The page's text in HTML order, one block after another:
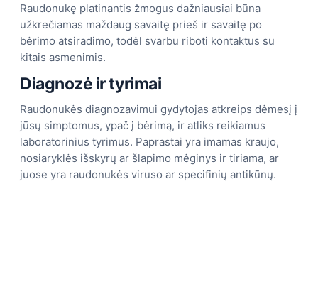
Raudonukę platinantis žmogus dažniausiai būna
užkrečiamas maždaug savaitę prieš ir savaitę po
bėrimo atsiradimo, todėl svarbu riboti kontaktus su
kitais asmenimis.
Diagnozė ir tyrimai
Raudonukės diagnozavimui gydytojas atkreips dėmesį į
jūsų simptomus, ypač į bėrimą, ir atliks reikiamus
laboratorinius tyrimus. Paprastai yra imamas kraujo,
nosiaryklės išskyrų ar šlapimo mėginys ir tiriama, ar
juose yra raudonukės viruso ar specifinių antikūnų.